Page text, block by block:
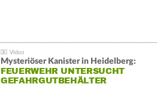
Mysteriöser Kanister in Heidelberg:
FEUERWEHR UNTERSUCHT
GEFAHRGUTBEHÄLTER